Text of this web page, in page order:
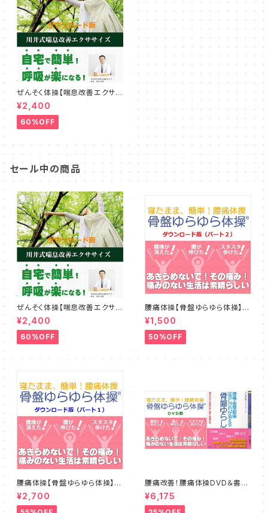
ぜんそく体操【喘息改善エクササ
イズ】ダウンロード版
¥2,400
60%OFF
セール中の商品
ぜんそく体操【喘息改善エクササ
イズ】ダウンロード版
¥2,400
60%OFF
腰痛体操【骨盤ゆらゆら体操】ダ
ウンロード版パート２
¥1,500
50%OFF
腰痛体操【骨盤ゆらゆら体操】ダ
ウンロード版パート１
¥2,700
腰痛改善！腰痛体操DVD＆書籍
のお得セット
¥6,175